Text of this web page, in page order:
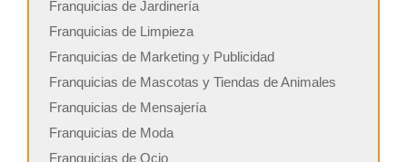
Franquicias de Jardinería
Franquicias de Limpieza
Franquicias de Marketing y Publicidad
Franquicias de Mascotas y Tiendas de Animales
Franquicias de Mensajería
Franquicias de Moda
Franquicias de Ocio